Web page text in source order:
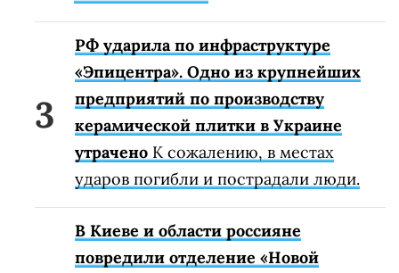
РФ ударила по инфраструктуре
«Эпицентра». Одно из крупнейших
предприятий по производству
керамической плитки в Украине
утрачено К сожалению, в местах
ударов погибли и пострадали люди.
В Киеве и области россияне
повредили отделение «Новой